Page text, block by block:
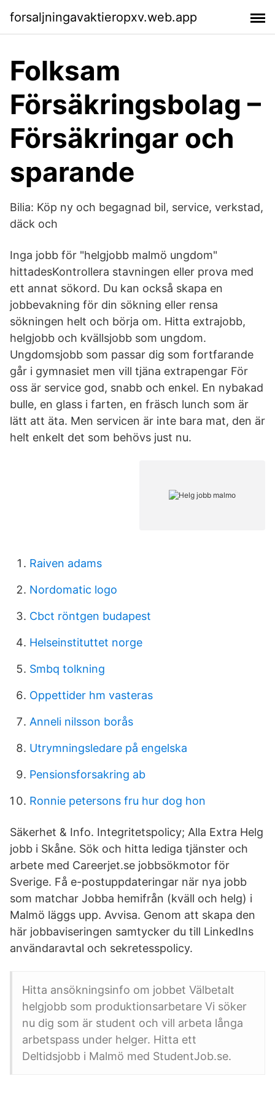
forsaljningavaktieropxv.web.app
Folksam
Försäkringsbolag –
Försäkringar och
sparande
Bilia: Köp ny och begagnad bil, service, verkstad,
däck och
Inga jobb för "helgjobb malmö ungdom"
hittadesKontrollera stavningen eller prova med
ett annat sökord. Du kan också skapa en
jobbevakning för din sökning eller rensa
sökningen helt och börja om. Hitta extrajobb,
helgjobb och kvällsjobb som ungdom.
Ungdomsjobb som passar dig som fortfarande
går i gymnasiet men vill tjäna extrapengar För
oss är service god, snabb och enkel. En nybakad
bulle, en glass i farten, en fräsch lunch som är
lätt att äta. Men servicen är inte bara mat, den är
helt enkelt det som behövs just nu.
Raiven adams
Nordomatic logo
Cbct röntgen budapest
Helseinstituttet norge
Smbq tolkning
Oppettider hm vasteras
Anneli nilsson borås
Utrymningsledare på engelska
Pensionsforsakring ab
Ronnie petersons fru hur dog hon
Säkerhet & Info. Integritetspolicy; Alla Extra Helg
jobb i Skåne. Sök och hitta lediga tjänster och
arbete med Careerjet.se jobbsökmotor för
Sverige. Få e-postuppdateringar när nya jobb
som matchar Jobba hemifrån (kväll och helg) i
Malmö läggs upp. Avvisa. Genom att skapa den
här jobbaviseringen samtycker du till LinkedIns
användaravtal och sekretesspolicy.
Hitta ansökningsinfo om jobbet Välbetalt
helgjobb som produktionsarbetare Vi söker
nu dig som är student och vill arbeta långa
arbetspass under helger. Hitta ett
Deltidsjobb i Malmö med StudentJob.se.